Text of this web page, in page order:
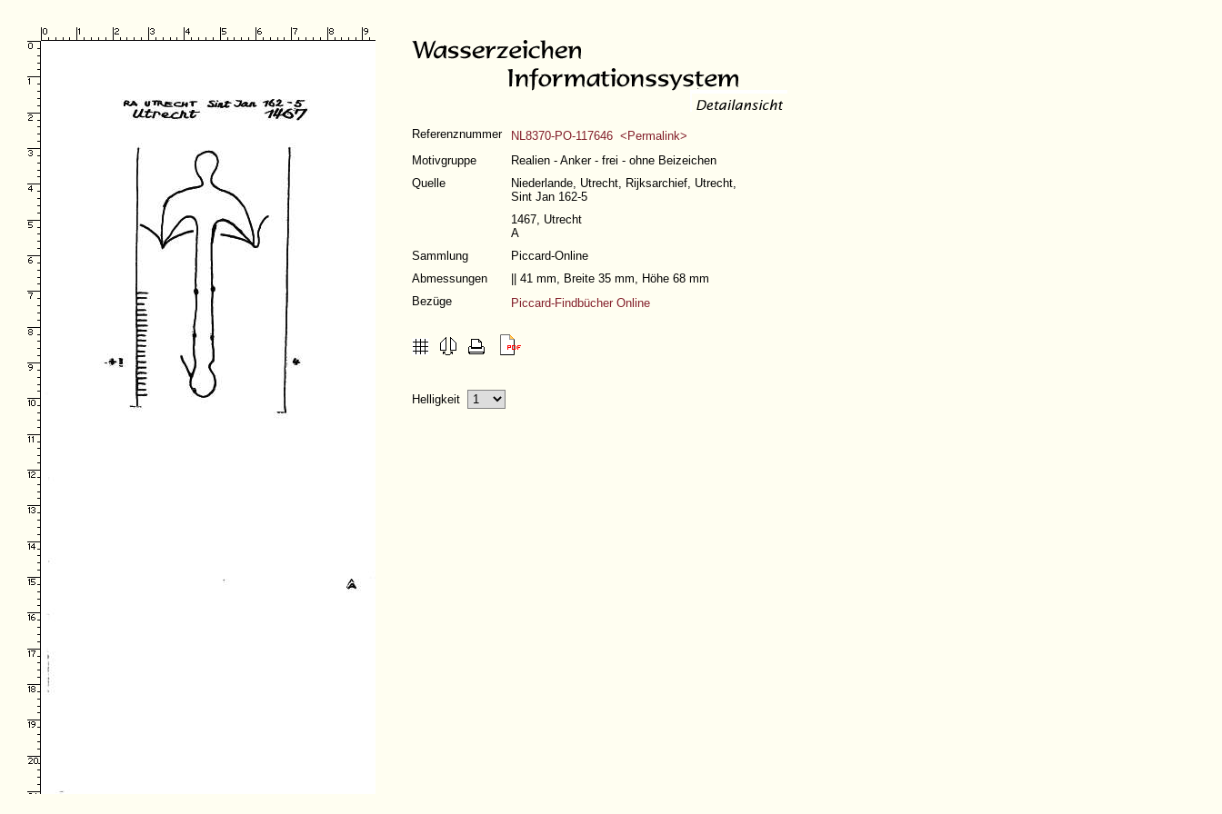
Referenznummer
NL8370-PO-117646 <Permalink>
Motivgruppe
Realien - Anker - frei - ohne Beizeichen
Quelle
Niederlande, Utrecht, Rijksarchief, Utrecht,
Sint Jan 162-5
1467, Utrecht
A
Sammlung
Piccard-Online
Abmessungen
|| 41 mm, Breite 35 mm, Höhe 68 mm
Bezüge
Piccard-Findbücher Online
Helligkeit